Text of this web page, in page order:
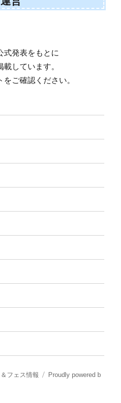
式発表をもとに
しています。
ご確認ください。
フェス情報
Proudly powered b